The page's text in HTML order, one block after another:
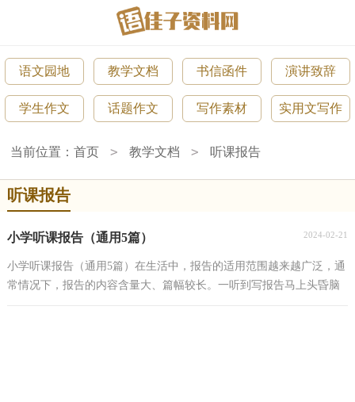
语文园地 教学文档 书信函件 演讲致辞
学生作文 话题作文 写作素材 实用文写作
当前位置：首页 > 教学文档 > 听课报告
听课报告
小学听课报告（通用5篇） 2024-02-21
小学听课报告（通用5篇）在生活中，报告的适用范围越来越广泛，通
常情况下，报告的内容含量大、篇幅较长。一听到写报告马上头昏脑